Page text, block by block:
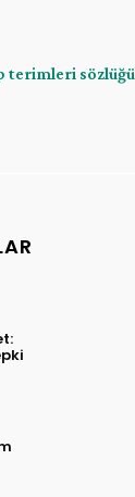
terimleri sözlüğü